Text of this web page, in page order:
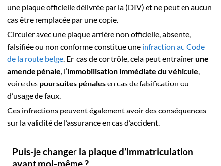
une plaque officielle délivrée par la (DIV) et ne peut en aucun
cas être remplacée par une copie.
Circuler avec une plaque arrière non officielle, absente,
falsifiée ou non conforme constitue une infraction au Code
de la route belge. En cas de contrôle, cela peut entraînerune
amende pénale, l’immobilisation immédiate du véhicule,
voire des poursuites pénalesen cas de falsification ou
d’usage de faux.
Ces infractions peuvent également avoir des conséquences
sur la validité de l’assurance en cas d’accident.
Puis-je changer la plaque d’immatriculation
avant moi-même ?